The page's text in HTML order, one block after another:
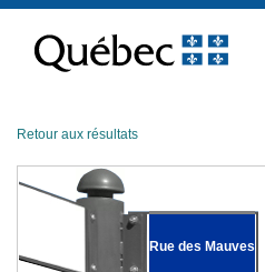
contenu
Retour aux résultats
Rue des Mauves